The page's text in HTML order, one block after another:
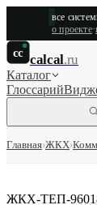
все
о проекте·
cc calcal.ru
Каталог
Глоссарий
Главная›ЖКХ›
ЖКХ-ТЕП-960